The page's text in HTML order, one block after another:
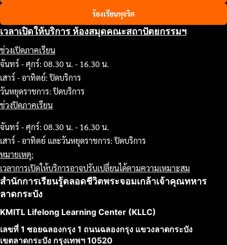
ร้องเรียนทุจริต
เวลาเปิดให้บริการ ห้องสมุดคณะสถาปัตยกรรมฯ
ช่วงเปิดภาคเรียน
จันทร์ - ศุกร์: 08.30 น. - 16.30 น.
เสาร์ - อาทิตย์: ปิดบริการ
วันหยุดราชการ: ปิดบริการ
ช่วงปิดภาคเรียน
จันทร์ - ศุกร์: 08.30 น. - 16.30 น.
เสาร์ - อาทิตย์ และวันหยุดราชการ: ปิดบริการ
หมายเหตุ:
เวลาการเปิดให้บริการอาจปรับเปลี่ยนได้ตามความเหมาะสม
สำนักการเรียนรู้ตลอดชีวิตพระจอมเกล้าเจ้าคุณทหาร
ลาดกระบัง
KMITL Lifelong Learning Center (KLLC)
เลขที่ 1 ซอยฉลองกรุง 1 ถนนฉลองกรุง แขวงลาดกระบัง
เขตลาดกระบัง กรุงเทพฯ 10520